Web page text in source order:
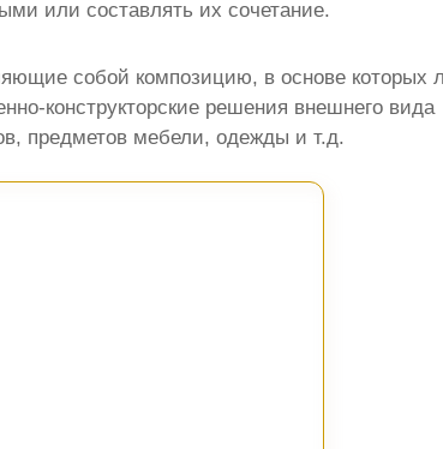
или составлять их сочетание.
собой композицию, в основе которых
конструкторские решения внешнего вида
предметов мебели, одежды и т.д.